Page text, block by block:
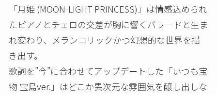
「月姫 (MOON-LIGHT PRINCESS)」は情感込められ
たピアノとチェロの交差が胸に響くバラードと生ま
れ変わり、メランコリックかつ幻想的な世界を描
き出す。
歌詞を”今”に合わせてアップデートした「いつも宝
物 宝島ver.」はどこか異次元な雰囲気を醸し出しな